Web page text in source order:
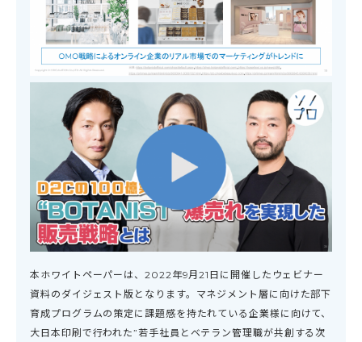
本ホワイトペーパーは、2022年9月21日に開催したウェビナー
資料のダイジェスト版となります。マネジメント層に向けた部下
育成プログラムの策定に課題感を持たれている企業様に向けて、
大日本印刷で行われた”若手社員とベテラン管理職が共創する次